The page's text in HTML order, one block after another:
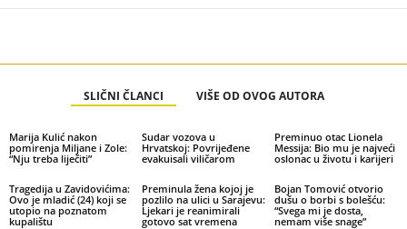
SLIČNI ČLANCI VIŠE OD OVOG AUTORA
Marija Kulić nakon
pomirenja Miljane i Zole:
“Nju treba liječiti”
Sudar vozova u
Hrvatskoj: Povrijeđene
evakuisali viličarom
Preminuo otac Lionela
Messija: Bio mu je najveći
oslonac u životu i karijeri
Tragedija u Zavidovićima:
Ovo je mladić (24) koji se
utopio na poznatom
kupalištu
Preminula žena kojoj je
pozlilo na ulici u Sarajevu:
Ljekari je reanimirali
gotovo sat vremena
Bojan Tomović otvorio
dušu o borbi s bolešću:
“Svega mi je dosta,
nemam više snage”